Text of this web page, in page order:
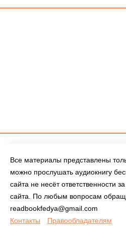
Все материалы представлены
можно прослушать аудиокнигу
сайта не несёт ответственности
сайта. По любым вопросам
readbookfedya@gmail.com
Контакты
Правообладателям